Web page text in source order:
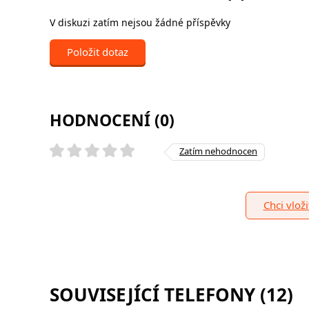
V diskuzi zatím nejsou žádné příspěvky
Položit dotaz
HODNOCENÍ (0)
Zatím nehodnocen
Chci
SOUVISEJÍCÍ TELEFONY (12)